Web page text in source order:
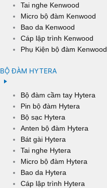
Tai nghe Kenwood
Micro bộ đàm Kenwood
Bao da Kenwood
Cáp lập trình Kenwood
Phụ Kiện bộ đàm Kenwood
BỘ ĐÀM HYTERA
Bộ đàm cầm tay Hytera
Pin bộ đàm Hytera
Bộ sạc Hytera
Anten bộ đàm Hytera
Bát gài Hytera
Tai nghe Hytera
Micro bộ đàm Hytera
Bao da Hytera
Cáp lập trình Hytera